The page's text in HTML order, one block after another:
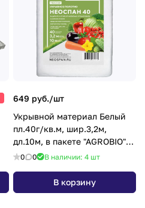
649 руб./шт
Укрывной материал Белый
пл.40г/кв.м, шир.3,2м,
дл.10м, в пакете "AGROBIO"/
"НЕОСПАН" *1/12
0 0 В наличии: 4 шт
В корзину